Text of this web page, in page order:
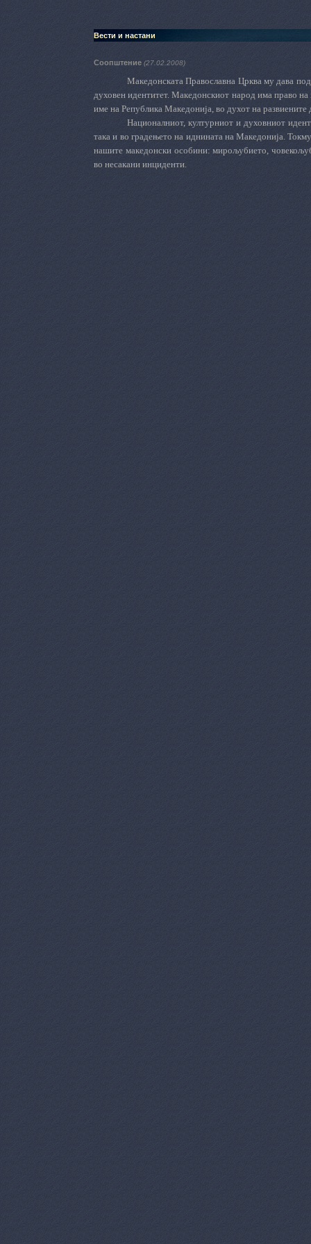
Вести и настани
Соопштение (27.02.2008)
Македонската Православна Црква му дава
духовен идентитет. Македонскиот народ има право
име на Република Македонија, во духот на
Националниот, културниот и духовниот
така и во градењето на иднината на Македонија.
нашите македонски особини: мирољубието,
во несакани инциденти.